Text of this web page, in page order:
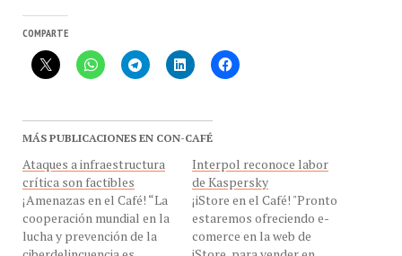
MÁS PUBLICACIONES EN CON-CAFÉ
Ataques a infraestructura
crítica son factibles
¡Amenazas en el Café! “La
cooperación mundial en la
lucha y prevención de la
ciberdelincuencia es
Interpol reconoce labor
de Kaspersky
¡iStore en el Café! "Pronto
estaremos ofreciendo e-
comerce en la web de
iStore, para vender en